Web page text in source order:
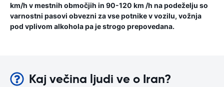
km/h v mestnih območjih in 90-120 km /h na podeželju so
varnostni pasovi obvezni za vse potnike v vozilu, vožnja
pod vplivom alkohola pa je strogo prepovedana.
Kaj večina ljudi ve o Iran?